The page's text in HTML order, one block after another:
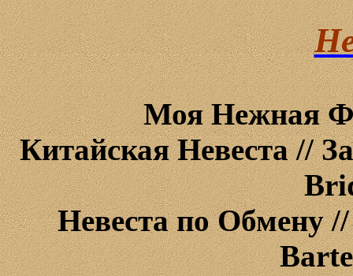
Моя Нежная
Китайская Невеста //
Невеста по Обмену